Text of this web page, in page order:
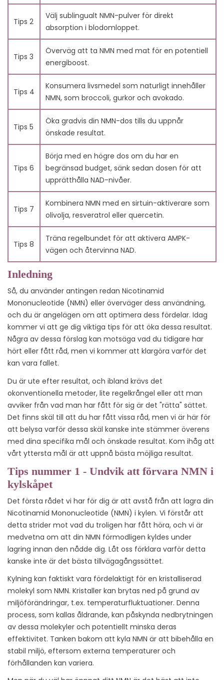
12.5. Hur bör jag justera min NMN-dosering?
12.6. Hur kan jag ha råd med NMN om jag har en
begränsad budget?
12.7. Vad bör jag kombinera med NMN?
12.8. Hur kan jag återvinna NAD i min kropp?
12.9. Vad är fördelarna med att ta NMN?
12.10. Hur lång tid tar det för NAD-nivåerna att
stabilisera sig efter att ha tagit NMN?
Tips 2
Välj sublingualt NMN-pulver för direkt
absorption i blodomloppet.
Tips 3
Överväg att ta NMN med mat för en potentiell
energiboost.
Tips 4
Konsumera livsmedel som naturligt innehåller
NMN, som broccoli, gurkor och avokado.
Tips 5
Öka gradvis din NMN-dos tills du uppnår
önskade resultat.
Tips 6
Börja med en högre dos om du har en
begränsad budget, sänk sedan dosen för att
upprätthålla NAD-nivåer.
Tips 7
Kombinera NMN med en sirtuin-aktiverare som
olivolja, resveratrol eller quercetin.
Tips 8
Träna regelbundet för att aktivera AMPK-
vägen och återvinna NAD.
Inledning
Så, du använder antingen redan Nicotinamid
Mononucleotide (NMN) eller överväger dess användning,
och du är angelägen om att optimera dess fördelar. Idag
kommer vi att ge dig viktiga tips för att öka dessa resultat.
Några av dessa förslag kan motsäga vad du tidigare har
hört eller fått råd, men vi kommer att klargöra varför det
kan vara fallet.
Du är ute efter resultat, och ibland krävs det
okonventionella metoder, lite regelkrångel eller att man
avviker från vad man har fått för sig är det "rätta" sättet.
Det finns skäl till att du har fått vissa råd, men vi är här för
att belysa varför dessa skäl kanske inte stämmer överens
med dina specifika mål och önskade resultat. Kom ihåg att
vårt yttersta mål är att uppnå bästa möjliga resultat.
Tips nummer 1 - Undvik att förvara NMN i
kylskåpet
Det första rådet vi har för dig är att avstå från att lagra din
Nicotinamid Mononucleotide (NMN) i kylen. Vi förstår att
detta strider mot vad du troligen har fått höra, och vi är
medvetna om att din NMN förmodligen kyldes under
lagring innan den nådde dig. Låt oss förklara varför detta
kanske inte är det bästa tillvägagångssättet.
Kylning kan faktiskt vara fördelaktigt för en kristalliserad
molekyl som NMN. Kristaller kan brytas ned på grund av
miljöförändringar, t.ex. temperaturfluktuationer. Denna
process, som kallas åldrande, kan påskynda nedbrytningen
av dessa molekyler och potentiellt minska deras
effektivitet. Tanken bakom att kyla NMN är att bibehålla en
stabil miljö, eftersom externa temperaturer och
förhållanden kan variera.